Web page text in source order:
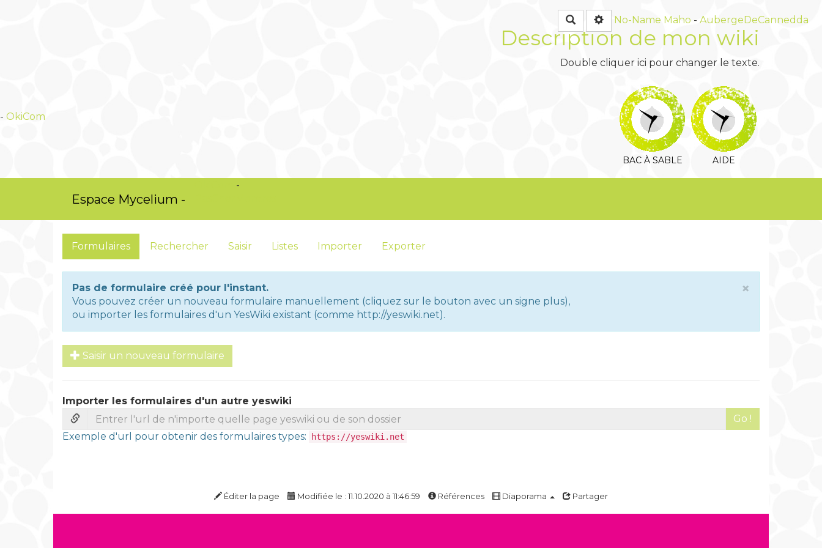
RechercherNo-Name Maho - AubergeDeCannedda
Description de mon wiki
Double cliquer ici pour changer le texte.
- OkiCom
Espace Mycelium -
-
BAC À SABLE AIDE
Formulaires Rechercher Saisir Listes Importer Exporter
×
Pas de formulaire créé pour l'instant.
Vous pouvez créer un nouveau formulaire manuellement (cliquez sur le bouton avec un signe plus),
ou importer les formulaires d'un YesWiki existant (comme http://yeswiki.net).
Saisir un nouveau formulaire
Importer les formulaires d'un autre yeswiki
Go !
Exemple d'url pour obtenir des formulaires types:
https://yeswiki.net
Éditer la page Modifiée le : 11.10.2020 à 11:46:59 Références Diaporama Partager